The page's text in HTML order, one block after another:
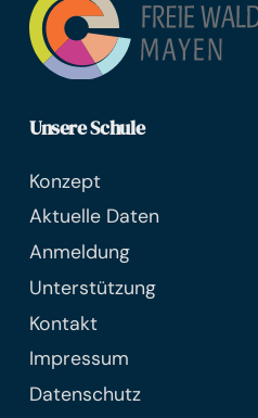
Unsere Schule
Konzept
Aktuelle Daten
Anmeldung
Unterstützung
Kontakt
Impressum
Datenschutz